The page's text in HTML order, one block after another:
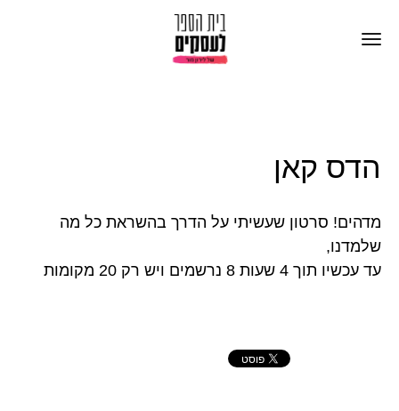
הדס קאן
מדהים! סרטון שעשיתי על הדרך בהשראת כל מה
שלמדנו,
עד עכשיו תוך 4 שעות 8 נרשמים ויש רק 20 מקומות